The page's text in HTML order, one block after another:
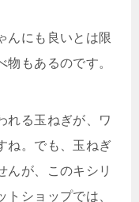
んにも良いとは限
もあるのです。
れる玉ねぎが、ワ
ね。でも、玉ねぎ
んが、このキシリ
トショップでは、